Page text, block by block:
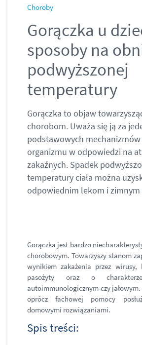
Choroby
Gorączka u
sposoby na
podwyższonej
temperatury
Gorączka to objaw
chorobom. Uważa się ją za
podstawowych
organizmu w odpowiedzi na
zakaźnych. Spadek
temperatury ciała można
odpowiednim lekom i zimnym
Gorączka jest bardzo
chorobowym. Towarzyszy stanom
wynikiem zakażenia przez wirusy,
pasożyty oraz o
autoimmunologicznym czy
oprócz fachowej pomocy
domowymi rozwiązaniami.
Spis treści: